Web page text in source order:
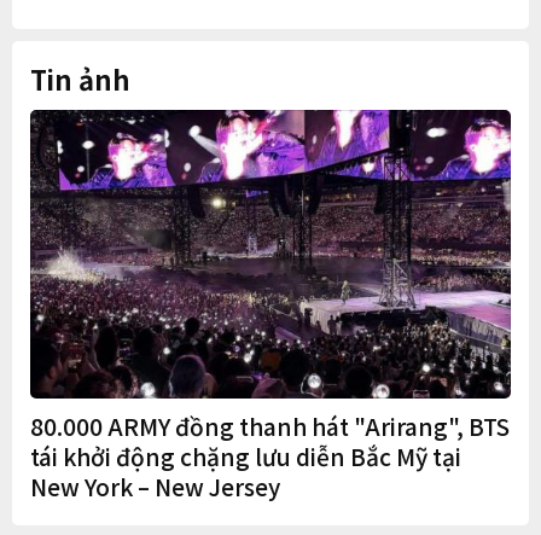
Tin ảnh
80.000 ARMY đồng thanh hát "Arirang", BTS
tái khởi động chặng lưu diễn Bắc Mỹ tại
New York – New Jersey